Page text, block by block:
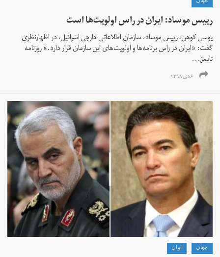
رییس موساد: ایران در راس اولویت‌ها است
یوسی کوهن، رییس موساد، سازمان اطلاعاتی خارجی اسرائیل، در اظهارنظری
گفت: «ایران در راس برنامه‌ها و اولویت‌های این سازمان قرار دارد.» روزنامه
تایمز...
۶ دی ۱۳۹۸
جهان ايران